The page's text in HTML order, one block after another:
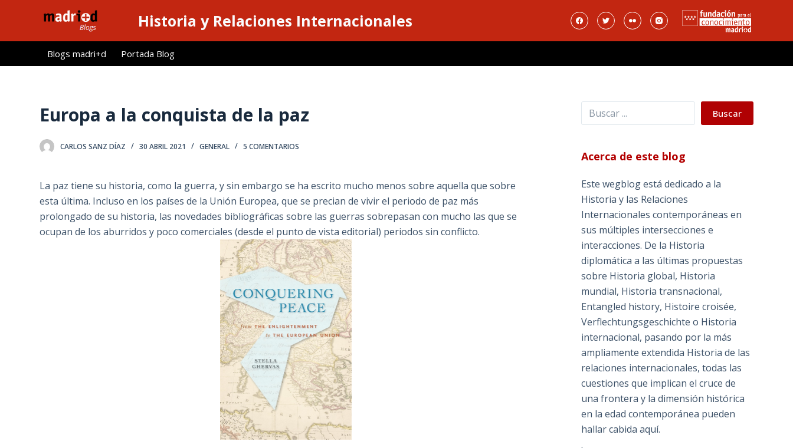
l
Historia y Relaciones Internacionales
Blogs madri+d Portada Blog
Europa a la conquista de la paz
CARLOS SANZ DÍAZ 30 ABRIL 2021 GENERAL 5 COMENTARIOS
La paz tiene su historia, como la guerra, y sin embargo se ha escrito mucho menos sobre aquella que sobre
esta última. Incluso en los países de la Unión Europea, que se precian de vivir el periodo de paz más
prolongado de su historia, las novedades bibliográficas sobre las guerras sobrepasan con mucho las que se
ocupan de los aburridos y poco comerciales (desde el punto de vista editorial) periodos sin conflicto.
Buscar Buscar
Acerca de este blog
Este wegblog está dedicado a la
Historia y las Relaciones
Internacionales contemporáneas en
sus múltiples intersecciones e
interacciones. De la Historia
diplomática a las últimas propuestas
sobre Historia global, Historia
mundial, Historia transnacional,
Entangled history, Histoire croisée,
Verflechtungsgeschichte o Historia
internacional, pasando por la más
ampliamente extendida Historia de las
relaciones internacionales, todas las
cuestiones que implican el cruce de
una frontera y la dimensión histórica
en la edad contemporánea pueden
hallar cabida aquí.
.